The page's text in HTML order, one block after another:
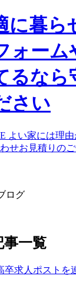
ログ
事一覧